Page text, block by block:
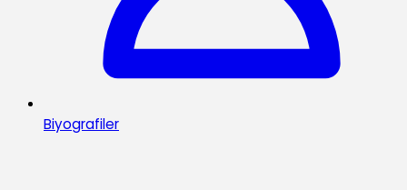
Biyografiler